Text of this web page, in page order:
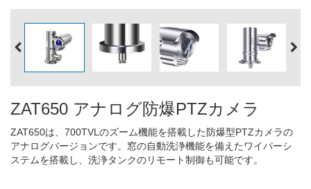
ZAT650 アナログ防爆PTZカメラ
ZAT650は、700TVLのズーム機能を搭載した防爆型PTZカメラの
アナログバージョンです。窓の自動洗浄機能を備えたワイパーシ
ステムを搭載し、洗浄タンクのリモート制御も可能です。